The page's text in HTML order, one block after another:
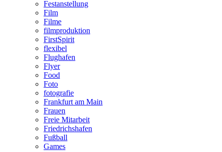
Festanstellung
Film
Filme
filmproduktion
FirstSpirit
flexibel
Flughafen
Flyer
Food
Foto
fotografie
Frankfurt am Main
Frauen
Freie Mitarbeit
Friedrichshafen
Fußball
Games